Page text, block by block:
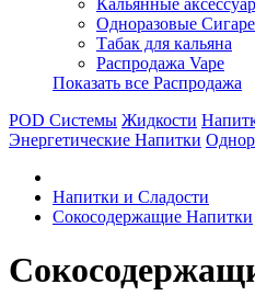
Кальянные
Одноразовые
Табак для кальяна
Распродажа Vape
Показать все Распродажа
POD Системы Жидкости
Энергетические Напитки
Напитки и Сладости
Сокосодержащие Напитки